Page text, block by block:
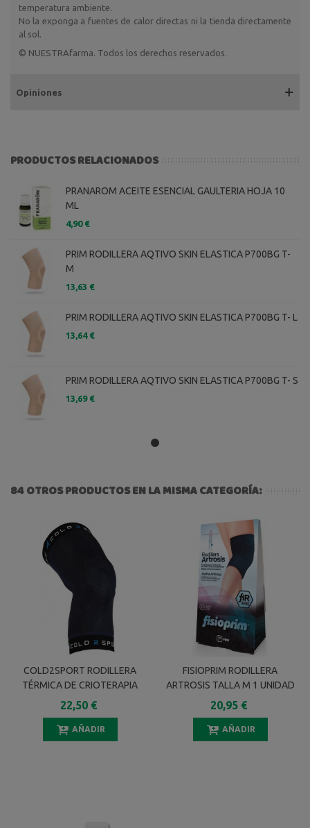
temperatura ambiente.
No la exponga a fuentes de calor directas ni la tienda directamente
al sol.
© NUESTRAfarma. Todos los derechos reservados.
Opiniones
PRODUCTOS RELACIONADOS
PRANAROM ACEITE ESENCIAL GAULTERIA HOJA 10
ML
4,90 €
PRIM RODILLERA AQTIVO SKIN ELASTICA P700BG T-
M
13,63 €
PRIM RODILLERA AQTIVO SKIN ELASTICA P700BG T- L
13,64 €
PRIM RODILLERA AQTIVO SKIN ELASTICA P700BG T- S
13,69 €
84 OTROS PRODUCTOS EN LA MISMA CATEGORÍA:
COLD2SPORT RODILLERA
TÉRMICA DE CRIOTERAPIA
TALLA L
22,50 €
AÑADIR
FISIOPRIM RODILLERA
ARTROSIS TALLA M 1 UNIDAD
20,95 €
AÑADIR